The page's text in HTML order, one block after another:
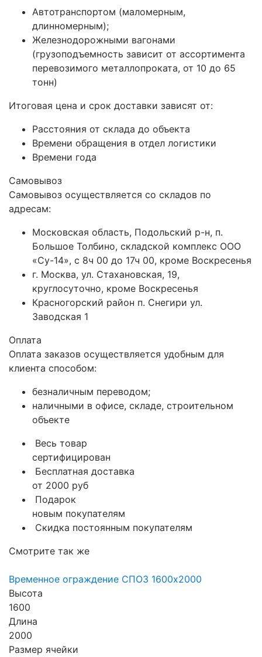
Автотранспортом (маломерным,
длинномерным);
Железнодорожными вагонами
(грузоподъемность зависит от ассортимента
перевозимого металлопроката, от 10 до 65
тонн)
Итоговая цена и срок доставки зависят от:
Расстояния от склада до объекта
Времени обращения в отдел логистики
Времени года
Самовывоз
Самовывоз осуществляется со складов по
адресам:
Московская область, Подольский р-н, п.
Большое Толбино, складской комплекс ООО
«Су-14», с 8ч 00 до 17ч 00, кроме Воскресенья
г. Москва, ул. Стахановская, 19,
круглосуточно, кроме Воскресенья
Красногорский район п. Снегири ул.
Заводская 1
Оплата
Оплата заказов осуществляется удобным для
клиента способом:
безналичным переводом;
наличными в офисе, складе, строительном
объекте
Весь товар
сертифицирован
Бесплатная доставка
от 2000 руб
Подарок
новым покупателям
Скидка постоянным покупателям
Смотрите так же
Временное ограждение СПОЗ 1600х2000
Высота
1600
Длина
2000
Размер ячейки